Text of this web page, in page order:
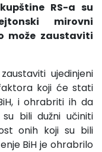
RS-a su
mirovni
može zaustaviti
ujedinjeni
koji će stati
i ohrabriti ih da
bili dužni učiniti
onih koji su bili
BiH je ohrabrilo